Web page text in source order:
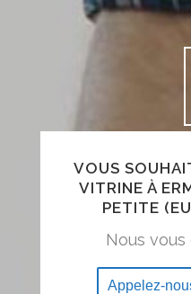
VOUS
VITRINE À
PETITE
Nous
Appelez-